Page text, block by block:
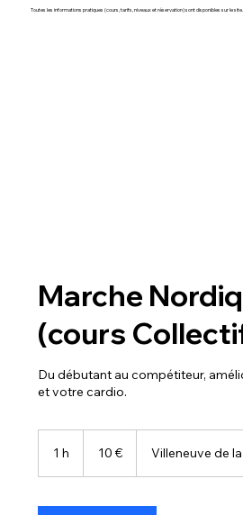
Toutes les informations pratiques (cours, tarifs, niveaux et réservation) sont disponibles sur le site.
Marche
(cours
Du débutant au compétiteur,
et votre cardio.
1 h 10 € Villeneuve de